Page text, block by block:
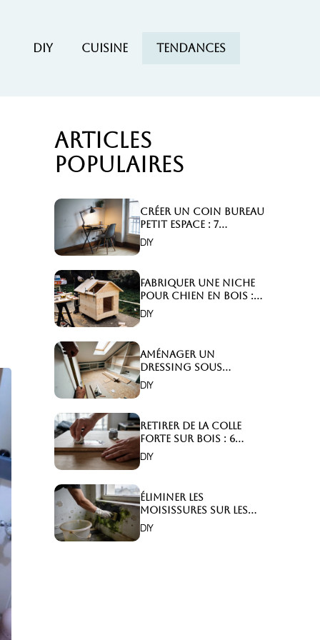
DIY Cuisine Tendances
Articles
populaires
Créer un coin bureau
petit espace : 7
astuces malignes!
DIY
Fabriquer une niche
pour chien en bois :
Comment faire ?
DIY
Aménager un
dressing sous
combles : 6 astuces
indispensables !
DIY
Retirer de la colle
forte sur bois : 6
astuces efficaces !
DIY
Éliminer les
moisissures sur les
murs : 5 solutions
efficaces ?
DIY